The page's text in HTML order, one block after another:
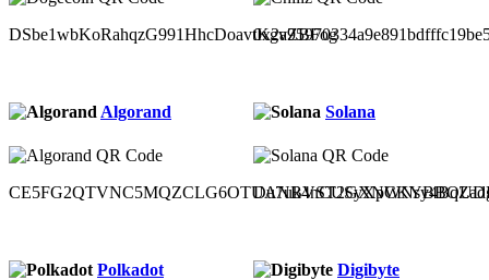
DSbe1wbKoRahqzG991HhcDoavtKgvZBFog
Algorand Solana
Polkadot Digibyte